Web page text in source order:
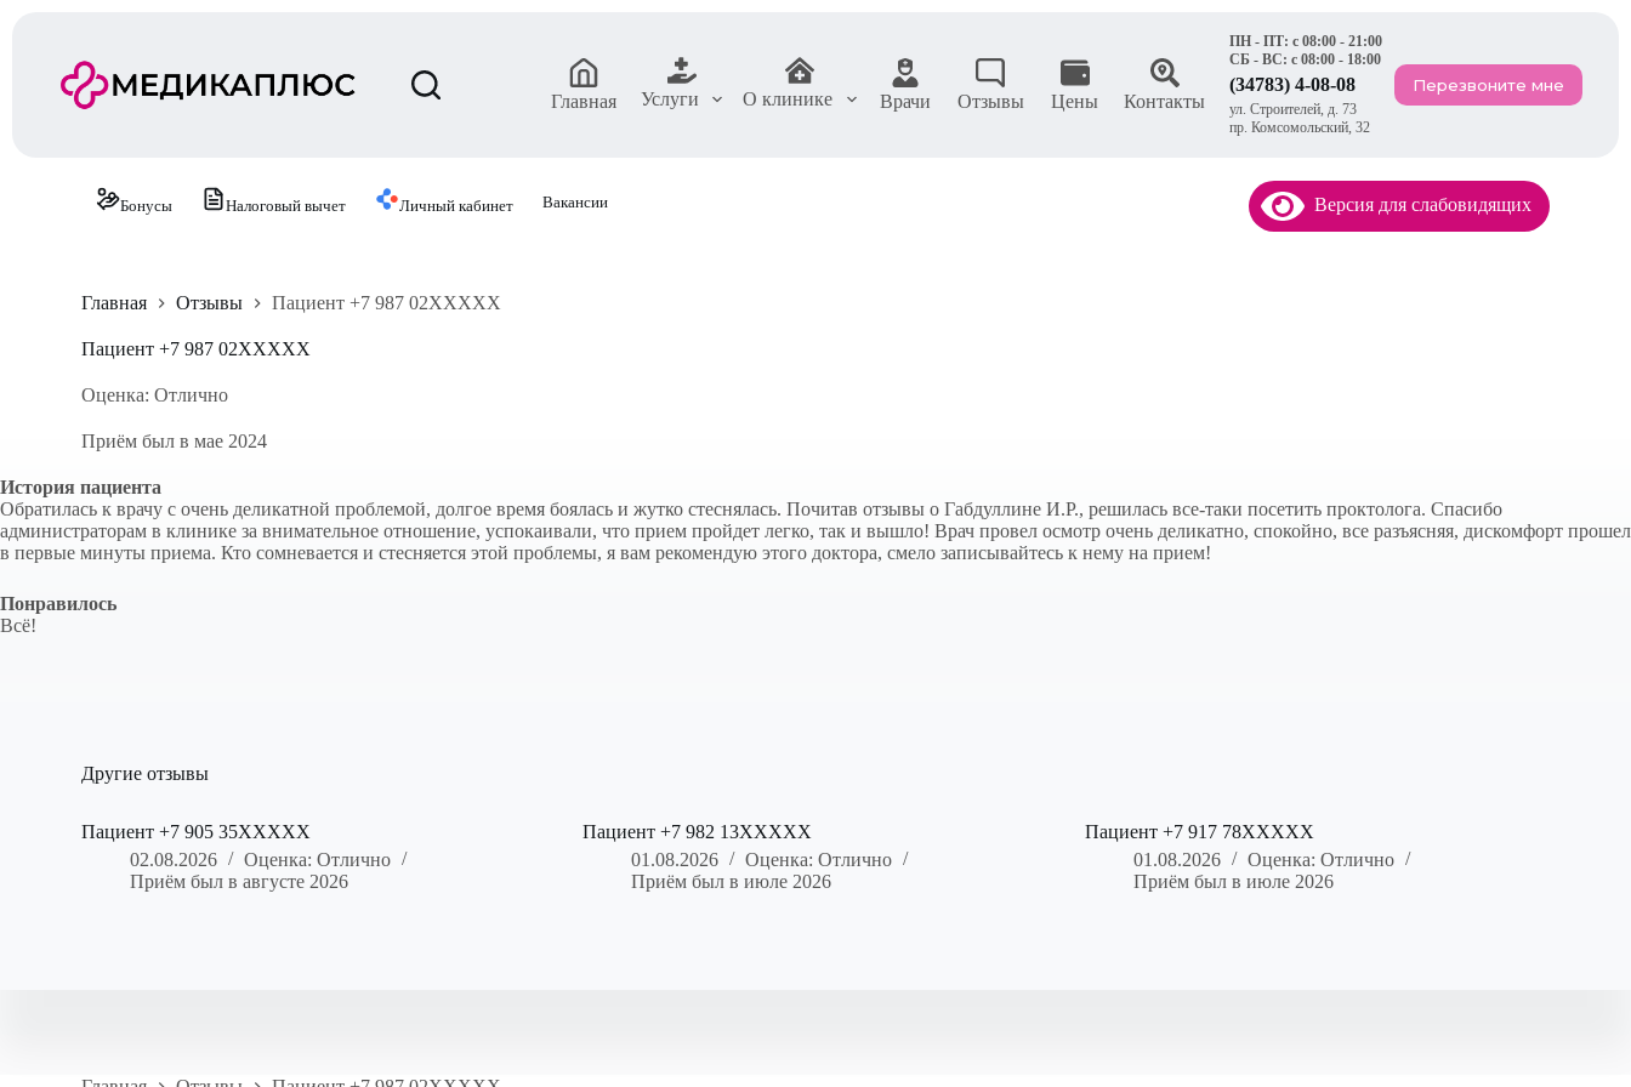
Главная Услуги О клинике Врачи Отзывы Цены Контакты
ПН - ПТ: с 08:00 - 21:00
СБ - ВС: с 08:00 - 18:00
(34783) 4-08-08
ул. Строителей, д. 73
пр. Комсомольский, 32
Перезвоните мне
Бонусы Налоговый вычет Личный кабинет Вакансии Версия для слабовидящих
Главная Отзывы Пациент +7 987 02XXXXX
Пациент +7 987 02XXXXX
Оценка: Отлично
Приём был в мае 2024
История пациента
Обратилась к врачу с очень деликатной проблемой, долгое время боялась и жутко стеснялась. Почитав отзывы о Габдуллине И.Р., решилась все-таки посетить проктолога. Спасибо
администраторам в клинике за внимательное отношение, успокаивали, что прием пройдет легко, так и вышло! Врач провел осмотр очень деликатно, спокойно, все разъясняя, дискомфорт прошел
в первые минуты приема. Кто сомневается и стесняется этой проблемы, я вам рекомендую этого доктора, смело записывайтесь к нему на прием!
Понравилось
Всё!
Другие отзывы
Пациент +7 905 35XXXXX
02.08.2026
Оценка: Отлично
Приём был в августе 2026
Пациент +7 982 13XXXXX
01.08.2026
Оценка: Отлично
Приём был в июле 2026
Пациент +7 917 78XXXXX
01.08.2026
Оценка: Отлично
Приём был в июле 2026